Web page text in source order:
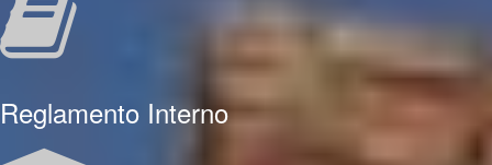
Reglamento Interno